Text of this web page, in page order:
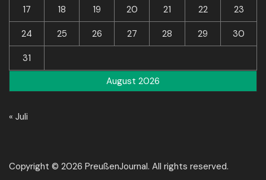
August 2026
17 18 19 20 21 22 23
24 25 26 27 28 29 30
31
« Juli
Copyright © 2026 PreußenJournal. All rights reserved.